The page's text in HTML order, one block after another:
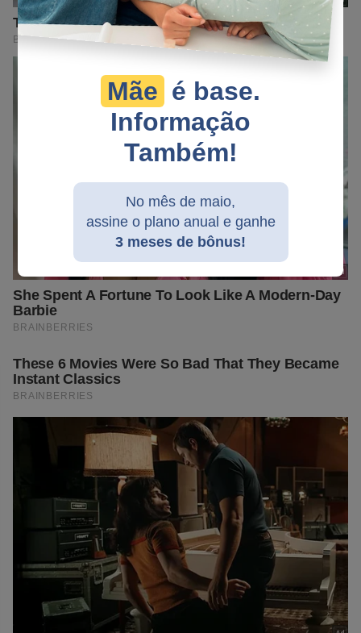
Mãe é base.
Informação
Também!
No mês de maio,
assine o plano anual e ganhe
3 meses de bônus!